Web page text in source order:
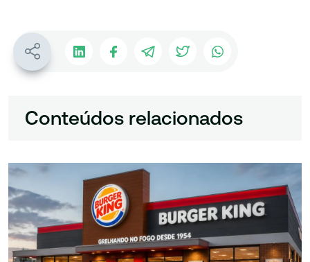
Conteúdos relacionados